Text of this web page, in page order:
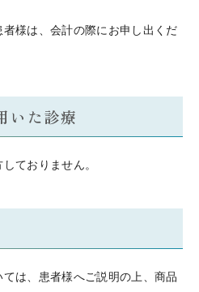
様は、会計の際にお申し出くだ
いた診療
ておりません。
は、患者様へご説明の上、商品